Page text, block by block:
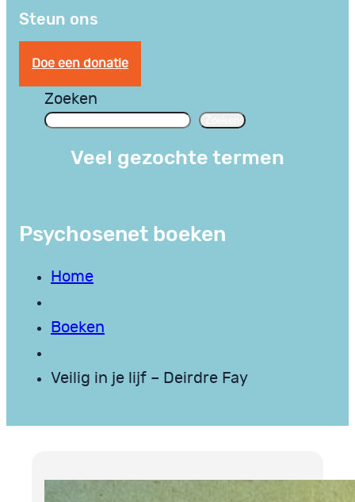
Steun ons
Doe een donatie
Zoeken
Veel gezochte termen
Psychosenet boeken
Home
Boeken
Veilig in je lijf – Deirdre Fay